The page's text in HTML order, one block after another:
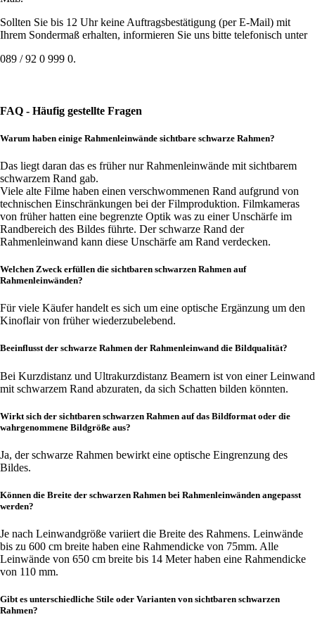
Sollten Sie bis 12 Uhr keine Auftragsbestätigung (per E-Mail) mit
Ihrem Sondermaß erhalten, informieren Sie uns bitte telefonisch unter
089 / 92 0 999 0.
FAQ - Häufig gestellte Fragen
Warum haben einige Rahmenleinwände sichtbare schwarze Rahmen?
Das liegt daran das es früher nur Rahmenleinwände mit sichtbarem
schwarzem Rand gab.
Viele alte Filme haben einen verschwommenen Rand aufgrund von
technischen Einschränkungen bei der Filmproduktion. Filmkameras
von früher hatten eine begrenzte Optik was zu einer Unschärfe im
Randbereich des Bildes führte. Der schwarze Rand der
Rahmenleinwand kann diese Unschärfe am Rand verdecken.
Welchen Zweck erfüllen die sichtbaren schwarzen Rahmen auf
Rahmenleinwänden?
Für viele Käufer handelt es sich um eine optische Ergänzung um den
Kinoflair von früher wiederzubelebend.
Beeinflusst der schwarze Rahmen der Rahmenleinwand die Bildqualität?
Bei Kurzdistanz und Ultrakurzdistanz Beamern ist von einer Leinwand
mit schwarzem Rand abzuraten, da sich Schatten bilden könnten.
Wirkt sich der sichtbaren schwarzen Rahmen auf das Bildformat oder die
wahrgenommene Bildgröße aus?
Ja, der schwarze Rahmen bewirkt eine optische Eingrenzung des
Bildes.
Können die Breite der schwarzen Rahmen bei Rahmenleinwänden angepasst
werden?
Je nach Leinwandgröße variiert die Breite des Rahmens. Leinwände
bis zu 600 cm breite haben eine Rahmendicke von 75mm. Alle
Leinwände von 650 cm breite bis 14 Meter haben eine Rahmendicke
von 110 mm.
Gibt es unterschiedliche Stile oder Varianten von sichtbaren schwarzen
Rahmen?